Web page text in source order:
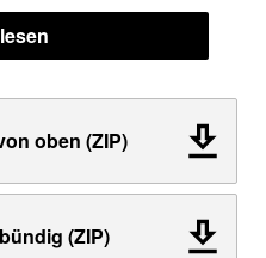
oben (ZIP)
(ZIP)